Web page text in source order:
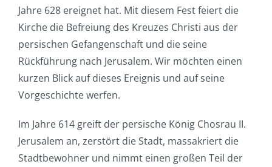
Jahre 628 ereignet hat. Mit diesem Fest feiert die
Kirche die Befreiung des Kreuzes Christi aus der
persischen Gefangenschaft und die seine
Rückführung nach Jerusalem. Wir möchten einen
kurzen Blick auf dieses Ereignis und auf seine
Vorgeschichte werfen.
Im Jahre 614 greift der persische König Chosrau II.
Jerusalem an, zerstört die Stadt, massakriert die
Stadtbewohner und nimmt einen großen Teil der